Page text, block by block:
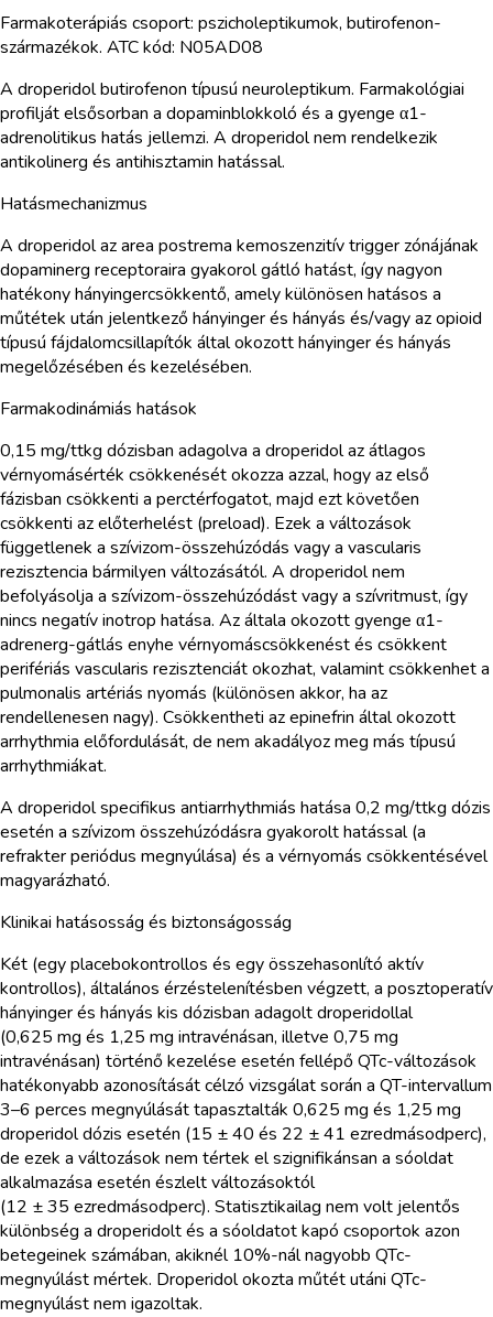
Farmakoterápiás csoport: pszicholeptikumok, butirofenon-
származékok. ATC kód: N05AD08
A droperidol butirofenon típusú neuroleptikum. Farmakológiai
profilját elsősorban a dopaminblokkoló és a gyenge α1-
adrenolitikus hatás jellemzi. A droperidol nem rendelkezik
antikolinerg és antihisztamin hatással.
Hatásmechanizmus
A droperidol az area postrema kemoszenzitív trigger zónájának
dopaminerg receptoraira gyakorol gátló hatást, így nagyon
hatékony hányingercsökkentő, amely különösen hatásos a
műtétek után jelentkező hányinger és hányás és/vagy az opioid
típusú fájdalomcsillapítók által okozott hányinger és hányás
megelőzésében és kezelésében.
Farmakodinámiás hatások
0,15 mg/ttkg dózisban adagolva a droperidol az átlagos
vérnyomásérték csökkenését okozza azzal, hogy az első
fázisban csökkenti a perctérfogatot, majd ezt követően
csökkenti az előterhelést (preload). Ezek a változások
függetlenek a szívizom-összehúzódás vagy a vascularis
rezisztencia bármilyen változásától. A droperidol nem
befolyásolja a szívizom-összehúzódást vagy a szívritmust, így
nincs negatív inotrop hatása. Az általa okozott gyenge α1-
adrenerg-gátlás enyhe vérnyomáscsökkenést és csökkent
perifériás vascularis rezisztenciát okozhat, valamint csökkenhet a
pulmonalis artériás nyomás (különösen akkor, ha az
rendellenesen nagy). Csökkentheti az epinefrin által okozott
arrhythmia előfordulását, de nem akadályoz meg más típusú
arrhythmiákat.
A droperidol specifikus antiarrhythmiás hatása 0,2 mg/ttkg dózis
esetén a szívizom összehúzódásra gyakorolt hatással (a
refrakter periódus megnyúlása) és a vérnyomás csökkentésével
magyarázható.
Klinikai hatásosság és biztonságosság
Két (egy placebokontrollos és egy összehasonlító aktív
kontrollos), általános érzéstelenítésben végzett, a posztoperatív
hányinger és hányás kis dózisban adagolt droperidollal
(0,625 mg és 1,25 mg intravénásan, illetve 0,75 mg
intravénásan) történő kezelése esetén fellépő QTc-változások
hatékonyabb azonosítását célzó vizsgálat során a QT-intervallum
3–6 perces megnyúlását tapasztalták 0,625 mg és 1,25 mg
droperidol dózis esetén (15 ± 40 és 22 ± 41 ezredmásodperc),
de ezek a változások nem tértek el szignifikánsan a sóoldat
alkalmazása esetén észlelt változásoktól
(12 ± 35 ezredmásodperc). Statisztikailag nem volt jelentős
különbség a droperidolt és a sóoldatot kapó csoportok azon
betegeinek számában, akiknél 10%-nál nagyobb QTc-
megnyúlást mértek. Droperidol okozta műtét utáni QTc-
megnyúlást nem igazoltak.